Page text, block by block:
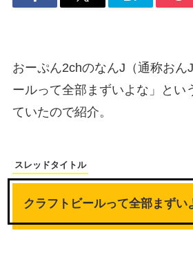
おーぷん2chのなんJ（通称おん
ールって全部まずいよな」とい
ていたので紹介。
スレッドタイトル
クラフトビールって全部まずい